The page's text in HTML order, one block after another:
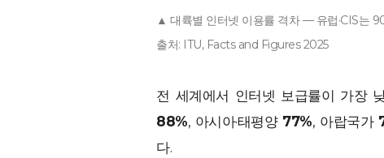
▲ 대륙별 인터넷 이용률 격차 — 유럽·CIS는
출처: ITU, Facts and Figures 2025
전 세계에서 인터넷 보급률이 가장
88%, 아시아·태평양 77%, 아랍국가
다.